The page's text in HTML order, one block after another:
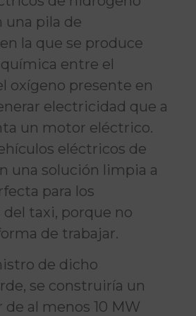
una pila de
la que se produce
entre el
oxígeno presente en
electricidad que a
un motor eléctrico.
eléctricos de
una solución limpia a
para los
taxi, porque no
de trabajar.
de dicho
se construiría un
al menos 10 MW